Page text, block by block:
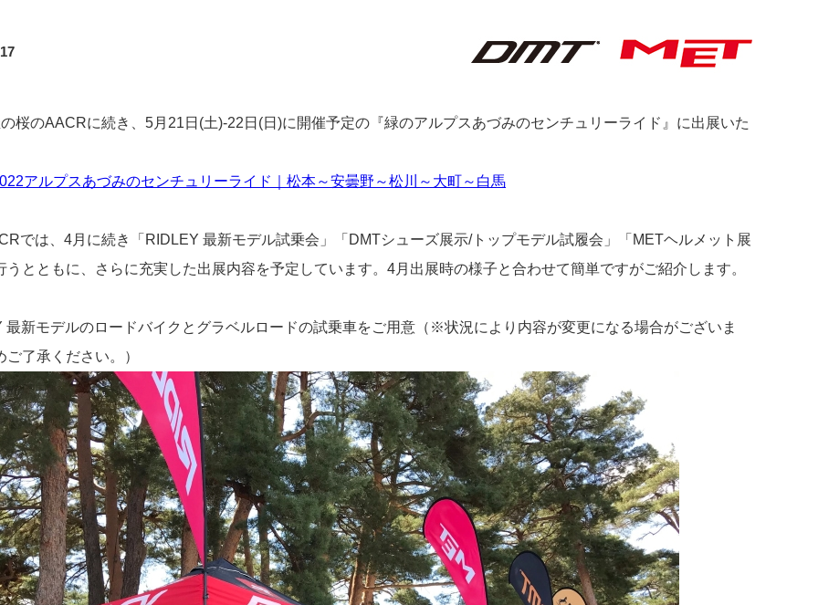
桜のAACRに続き、5月21日(土)-22日(日)に開催予定の『緑のアルプスあづみのセンチュリーライド』に出展いた
アルプスあづみのセンチュリーライド｜松本～安曇野～松川～大町～白馬
では、4月に続き「RIDLEY 最新モデル試乗会」「DMTシューズ展示/トップモデル試履会」「METヘルメット展
うとともに、さらに充実した出展内容を予定しています。4月出展時の様子と合わせて簡単ですがご紹介します。
最新モデルのロードバイクとグラベルロードの試乗車をご用意（※状況により内容が変更になる場合がございま
ご了承ください。）